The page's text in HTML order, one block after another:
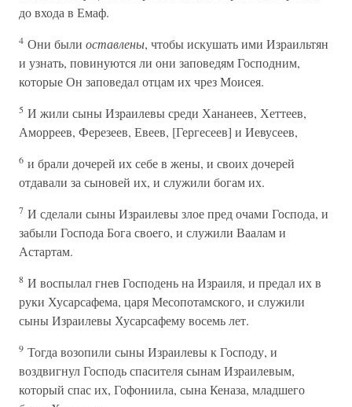
до входа в Емаф.
4 Они были оставлены, чтобы искушать ими Израильтян
и узнать, повинуются ли они заповедям Господним,
которые Он заповедал отцам их чрез Моисея.
5 И жили сыны Израилевы среди Хананеев, Хеттеев,
Аморреев, Ферезеев, Евеев, [Гергесеев] и Иевусеев,
6 и брали дочерей их себе в жены, и своих дочерей
отдавали за сыновей их, и служили богам их.
7 И сделали сыны Израилевы злое пред очами Господа, и
забыли Господа Бога своего, и служили Ваалам и
Астартам.
8 И воспылал гнев Господень на Израиля, и предал их в
руки Хусарсафема, царя Месопотамского, и служили
сыны Израилевы Хусарсафему восемь лет.
9 Тогда возопили сыны Израилевы к Господу, и
воздвигнул Господь спасителя сынам Израилевым,
который спас их, Гофониила, сына Кеназа, младшего